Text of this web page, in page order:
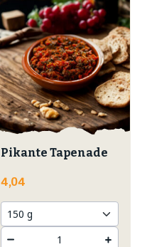
Pikante Tapenade
4,04